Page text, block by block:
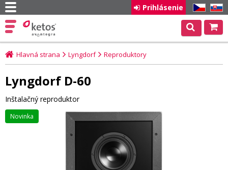
CZ SK
Prihlásenie
Hlavná strana Lyngdorf Reproduktory
Lyngdorf D-60
Inštalačný reproduktor
Novinka